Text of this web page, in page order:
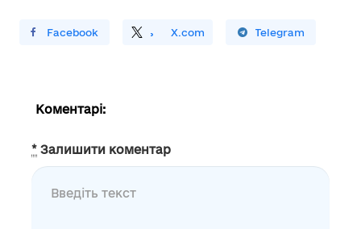
У FacebookПоділитись X.com
Поширити У Telegram
Коментарі:
* Залишити коментар